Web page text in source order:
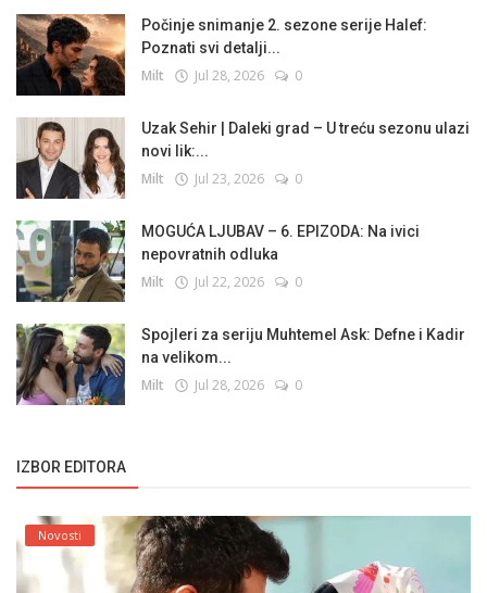
Počinje snimanje 2. sezone serije Halef:
Poznati svi detalji...
Milt Jul 28, 2026 0
Uzak Sehir | Daleki grad – U treću sezonu ulazi
novi lik:...
Milt Jul 23, 2026 0
MOGUĆA LJUBAV – 6. EPIZODA: Na ivici
nepovratnih odluka
Milt Jul 22, 2026 0
Spojleri za seriju Muhtemel Ask: Defne i Kadir
na velikom...
Milt Jul 28, 2026 0
IZBOR EDITORA
Novosti